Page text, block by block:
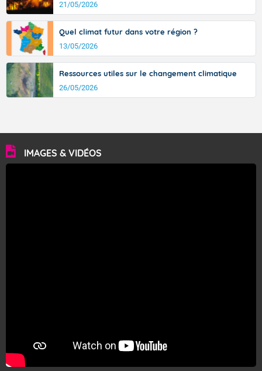
21/05/2026
Quel climat futur dans votre région ?
13/05/2026
Ressources utiles sur le changement climatique
26/05/2026
IMAGES & VIDÉOS